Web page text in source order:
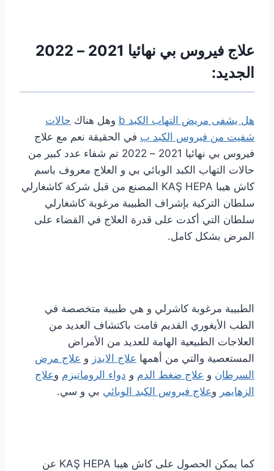
علاج فيروس بي نهائيا 2021 – 2022
الجديد:
هل يشفى مريض التهاب الكبد b وهل هناك حالات
شفيت من فيروس الكبد ب في الحقيقة نعم مع علاج
فيروس بي نهائيا 2021 – 2022 تم شفاء عدد كبير من
حالات التهاب الكبد الوبائي بي و العلاج معروف باسم
كاش هيبا KAŞ HEPA المصنع من قبل شركة كاشغارلي
سلطان التركية بإشراف الطبيبة مرغوبة كاشغارلي
سلطان التي أكدت على قدرة العلاج في القضاء على
المرض بشكل كامل.
الطبيبة مرغوبة كاشرلي و هي طبيبة متخصصة في
الطب الأيغوري القديم قامت باكتشاف العديد من
العلاجات الطبيعية الهامة للعديد من الأمراض
المستعصية والتي من أهمها علاج الايدز و علاج مرض
السرطان و علاج ضغط الدم و دواء الروماتيزم وعلاج
الزهايمر وعلاج فيروس الكبد الوبائي بي و سي.
كما يمكن الحصول على كاش هيبا KAŞ HEPA عن